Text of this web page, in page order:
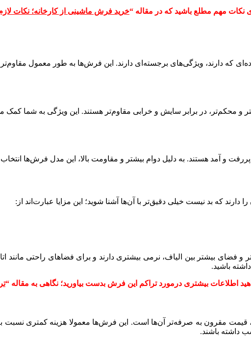
مهم مطلع باشید که در مقاله “خرید فرش ماشینی از کارخانه؛ نکات
که دارند، ویژگی‌های برجسته‌ای دارند. این فرش‌ها به طور معمول مقاوم‌تر
و محکم‌تر، در برابر سایش و خرابی مقاوم‌تر هستند. این ویژگی به شما
و آمد هستند. به دلیل دوام بیشتر و مقاومت بالا، این مدل فرش‌ها
که بد نیست خیلی دقیق‌تر با آن‌ها آشنا شوید؛ این مزایا عبارت‌اند از:
و فضای بیشتر بین الیاف، نرمی بیشتری دارند و برای فضاهای راحتی
باشید.
تراکم
قیمت مقرون به صرفه‌تر آن‌ها است. این فرش‌ها معمولا هزینه کمتری نسبت
داشته باشند.